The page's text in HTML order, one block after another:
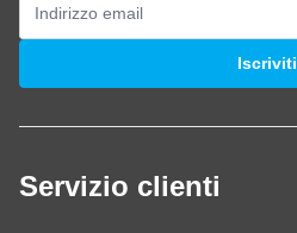
Indirizzo email
Iscriviti
Servizio clienti